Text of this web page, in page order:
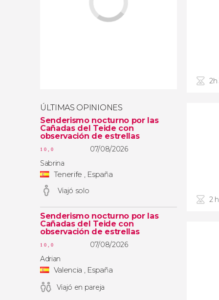
ÚLTIMAS OPINIONES
Senderismo nocturno por las
Cañadas del Teide con
observación de estrellas
10,0
07/08/2026
Sabrina
Tenerife , España
Viajó solo
Senderismo nocturno por las
Cañadas del Teide con
observación de estrellas
10,0
07/08/2026
Adrian
Valencia , España
Viajó en pareja
2